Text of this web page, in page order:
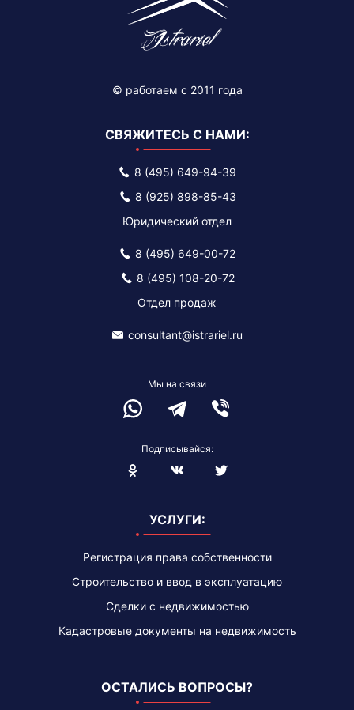
© работаем c 2011 года
СВЯЖИТЕСЬ С НАМИ:
8 (495) 649-94-39
8 (925) 898-85-43
Юридический отдел
8 (495) 649-00-72
8 (495) 108-20-72
Отдел продаж
consultant@istrariel.ru
Мы на связи
Подписывайся:
Blogger
УСЛУГИ:
Регистрация права собственности
Строительство и ввод в эксплуатацию
Сделки с недвижимостью
Кадастровые документы на недвижимость
ОСТАЛИСЬ ВОПРОСЫ?